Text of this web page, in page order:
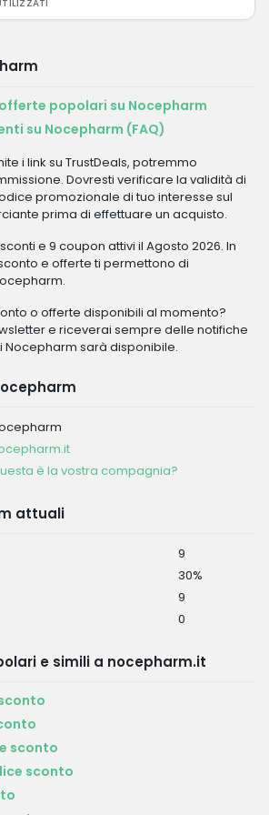
popolari su Nocepharm
su Nocepharm (FAQ)
i link su TrustDeals, potremmo
Dovresti verificare la validità di
promozionale di tuo interesse sul
prima di effettuare un acquisto.
e 9 coupon attivi il Agosto 2026. In
e offerte ti permettono di
o offerte disponibili al momento?
e riceverai sempre delle notifiche
sarà disponibile.
è la vostra compagnia?
attuali
9
30%
9
0
e simili a nocepharm.it
sconto
sconto